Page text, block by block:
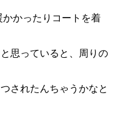
かったりコートを着
思っていると、周りの
されたんちゃうかなと